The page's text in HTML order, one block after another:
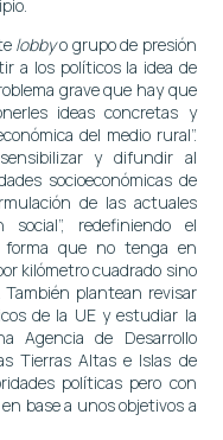
lobbyo grupo de presión
a los políticos la idea de
grave que hay que
ideas concretas y
del medio rural”.
y difundir al
socioeconómicas de
de las actuales
redefiniendo el
forma que no tenga en
kilómetro cuadrado sino
plantean revisar
de la UE y estudiar la
Agencia de Desarrollo
Tierras Altas e Islas de
políticas pero con
base a unos objetivos a